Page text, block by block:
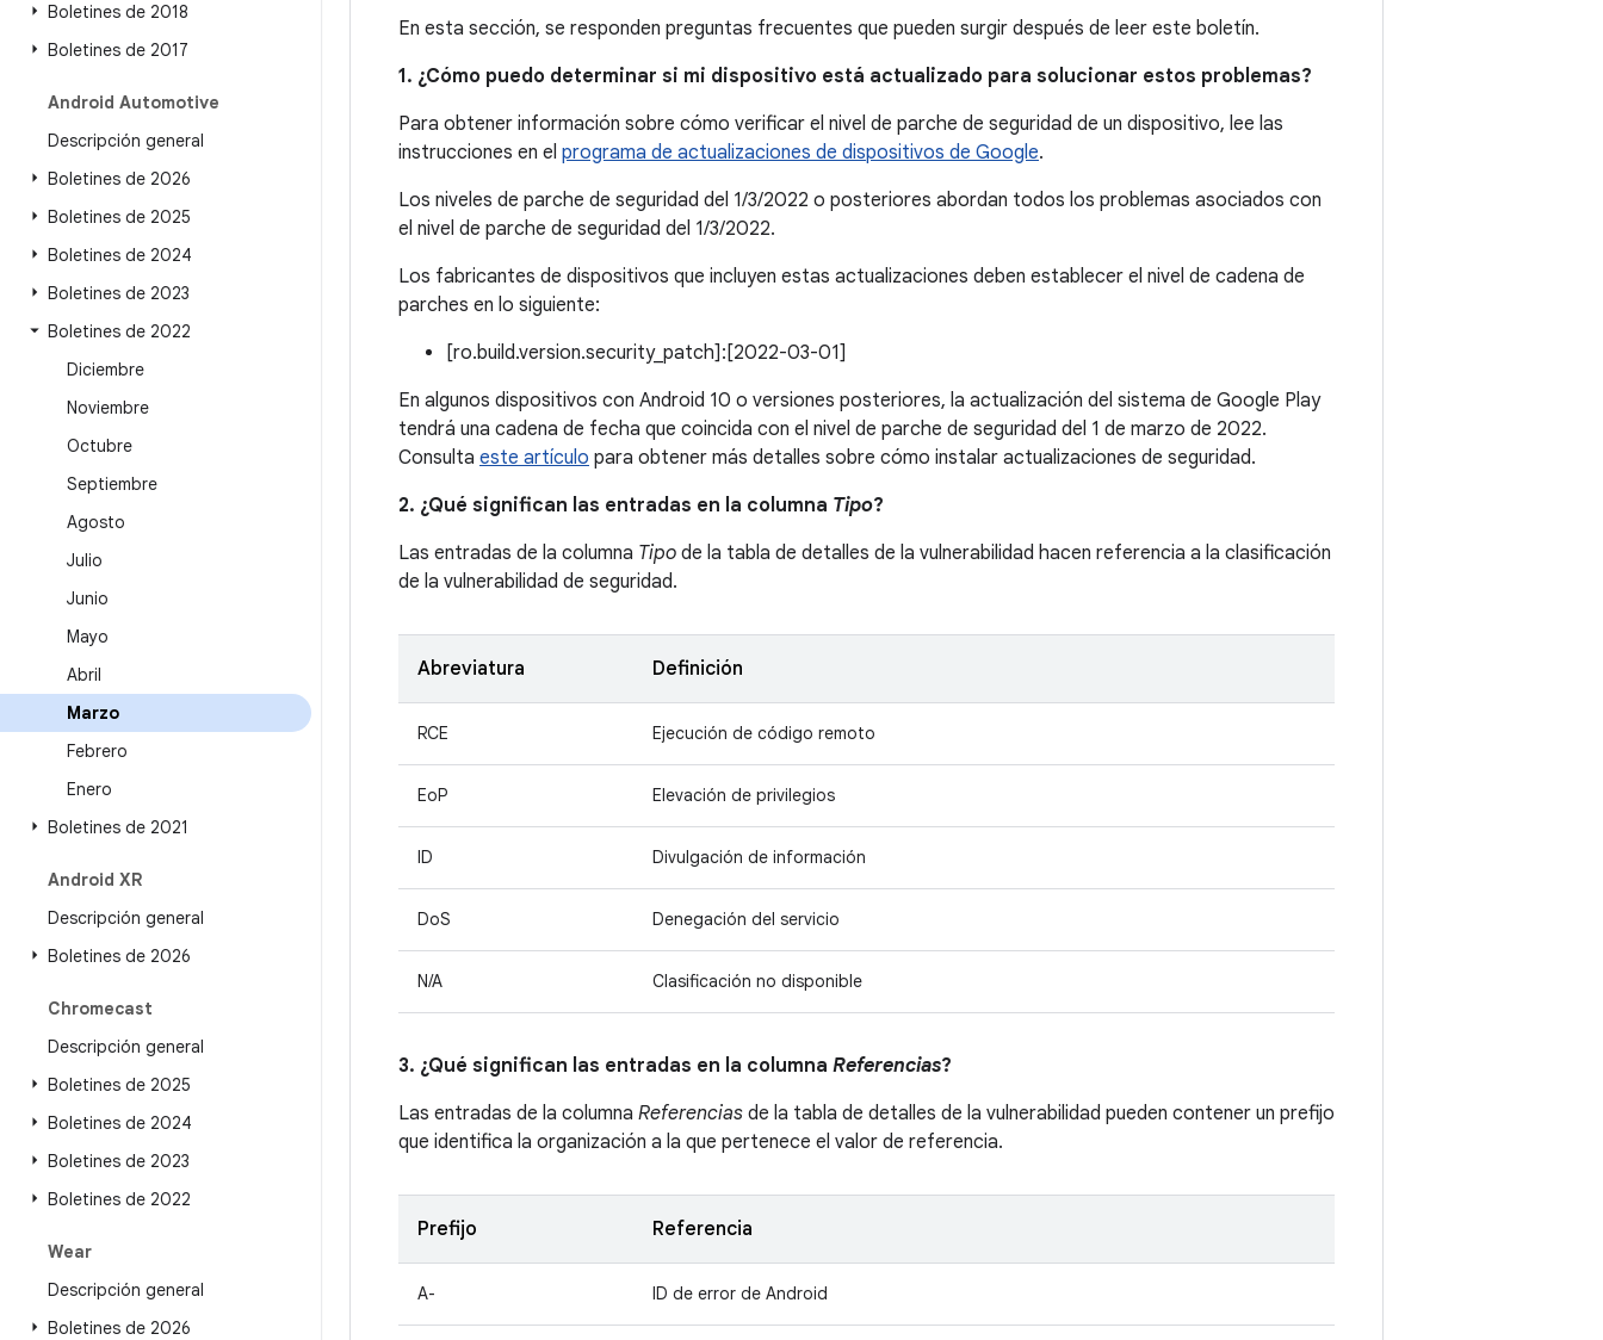
Boletines de 2018
Boletines de 2017
Android Automotive
Descripción general
Boletines de 2026
Boletines de 2025
Boletines de 2024
Boletines de 2023
Boletines de 2022
Diciembre
Noviembre
Octubre
Septiembre
Agosto
Julio
Junio
Mayo
Abril
Marzo
Febrero
Enero
Boletines de 2021
Android XR
Descripción general
Boletines de 2026
Chromecast
Descripción general
Boletines de 2025
Boletines de 2024
Boletines de 2023
Boletines de 2022
Wear
Descripción general
Boletines de 2026
En esta sección, se responden preguntas frecuentes que pueden surgir después de leer este boletín.
1. ¿Cómo puedo determinar si mi dispositivo está actualizado para solucionar estos problemas?
Para obtener información sobre cómo verificar el nivel de parche de seguridad de un dispositivo, lee las
instrucciones en el programa de actualizaciones de dispositivos de Google.
Los niveles de parche de seguridad del 1/3/2022 o posteriores abordan todos los problemas asociados con
el nivel de parche de seguridad del 1/3/2022.
Los fabricantes de dispositivos que incluyen estas actualizaciones deben establecer el nivel de cadena de
parches en lo siguiente:
[ro.build.version.security_patch]:[2022-03-01]
En algunos dispositivos con Android 10 o versiones posteriores, la actualización del sistema de Google Play
tendrá una cadena de fecha que coincida con el nivel de parche de seguridad del 1 de marzo de 2022.
Consulta este artículo para obtener más detalles sobre cómo instalar actualizaciones de seguridad.
2. ¿Qué significan las entradas en la columna Tipo?
Las entradas de la columna Tipo de la tabla de detalles de la vulnerabilidad hacen referencia a la clasificación
de la vulnerabilidad de seguridad.
Abreviatura Definición
RCE Ejecución de código remoto
EoP Elevación de privilegios
ID Divulgación de información
DoS Denegación del servicio
N/A Clasificación no disponible
3. ¿Qué significan las entradas en la columna Referencias?
Las entradas de la columna Referencias de la tabla de detalles de la vulnerabilidad pueden contener un prefijo
que identifica la organización a la que pertenece el valor de referencia.
Prefijo Referencia
A- ID de error de Android